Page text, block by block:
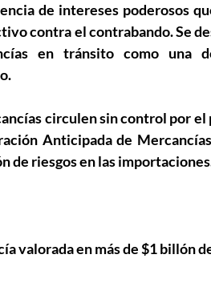
de intereses poderosos
contra el contrabando. Se
en tránsito como una
circulen sin control por el
Anticipada de
de riesgos en las
valorada en más de $1 billón